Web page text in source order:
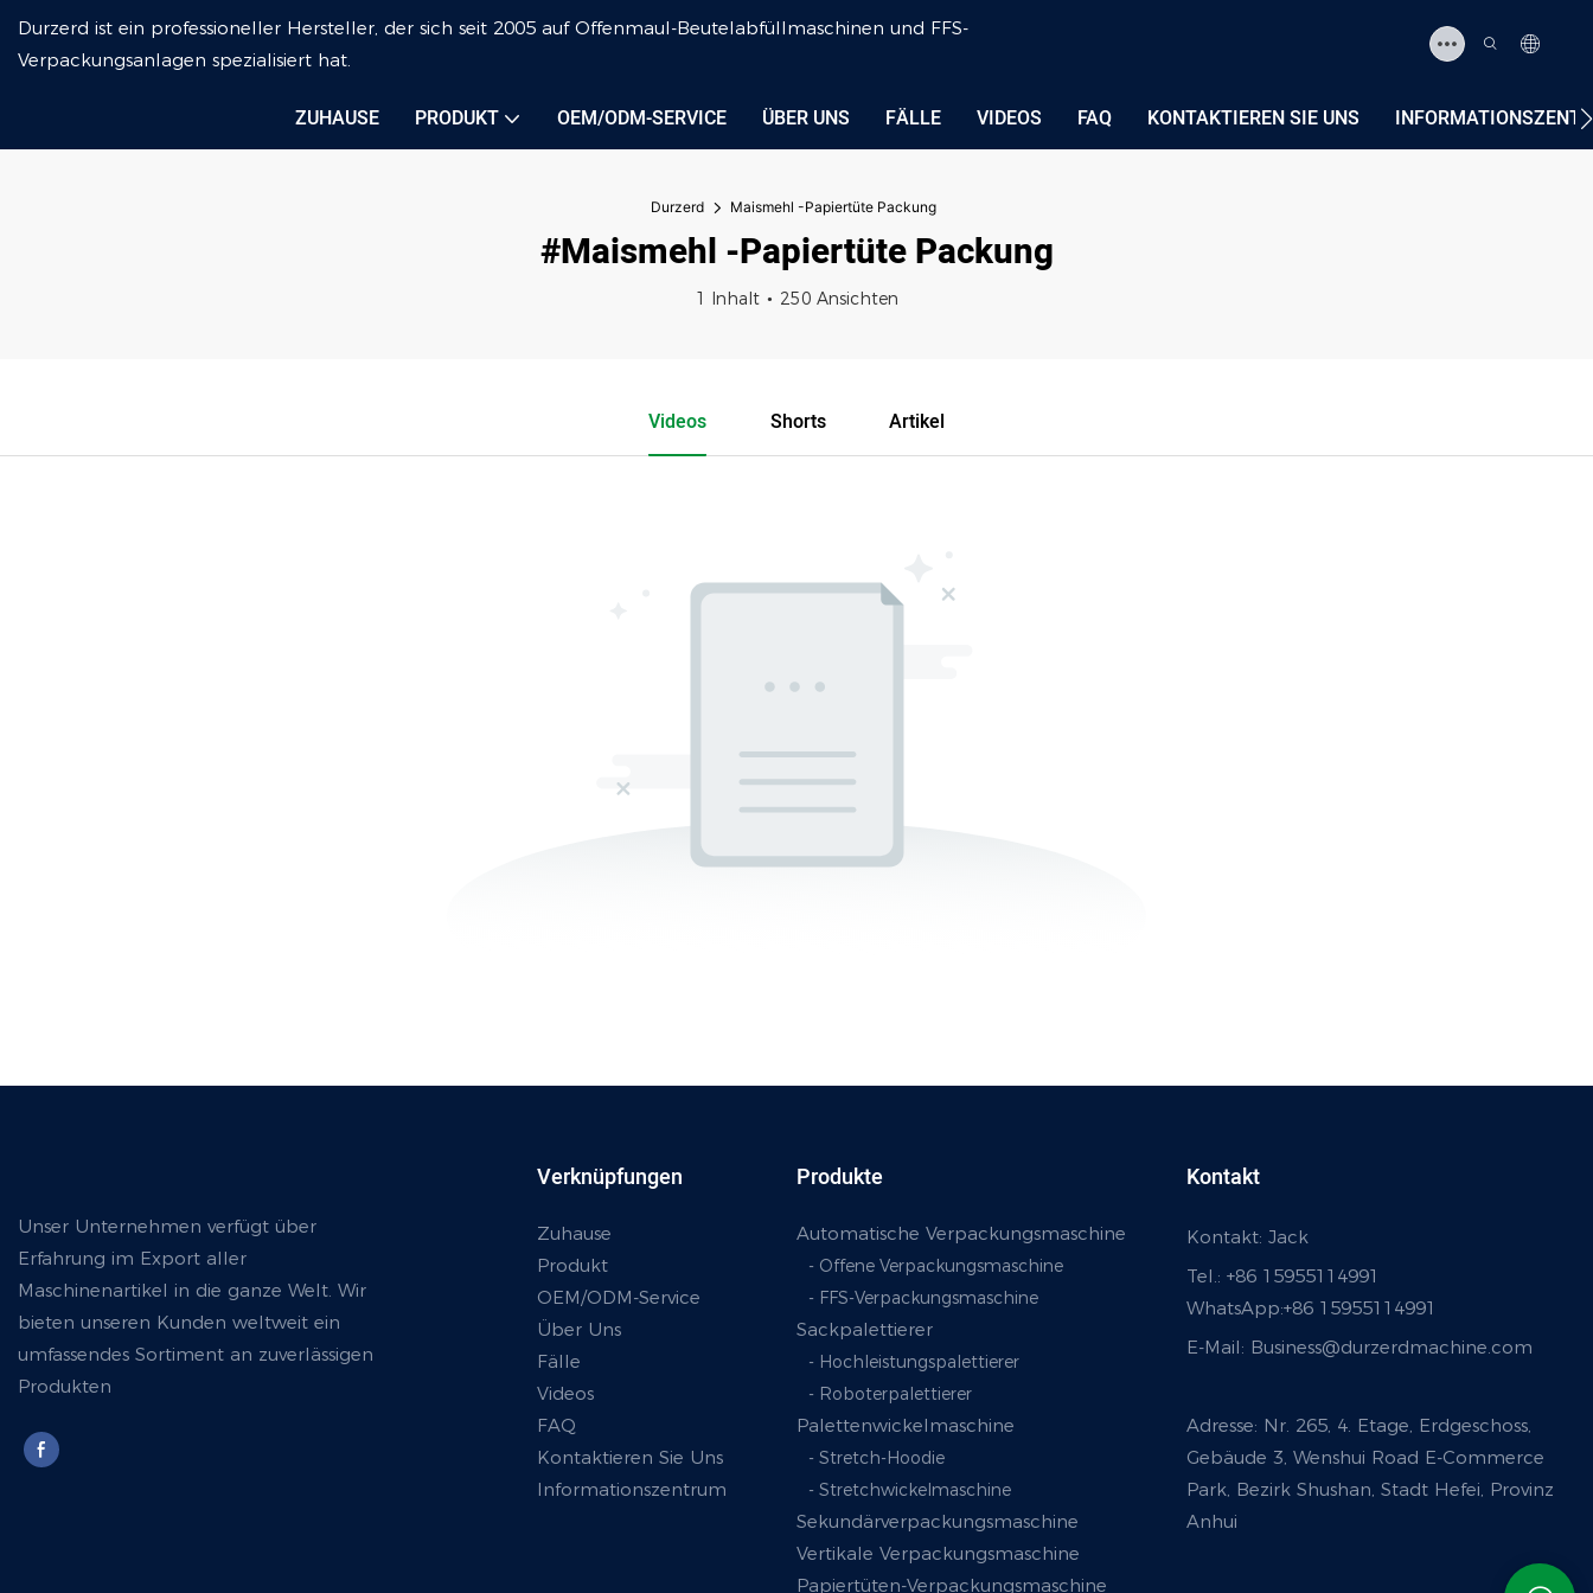
Durzerd ist ein professioneller Hersteller, der sich seit 2005 auf Offenmaul-Beutelabfüllmaschinen und FFS-
Verpackungsanlagen spezialisiert hat.
ZUHAUSE PRODUKT OEM/ODM-SERVICE ÜBER UNS FÄLLE VIDEOS FAQ KONTAKTIEREN SIE UNS
Durzerd Maismehl -Papiertüte Packung
#Maismehl -Papiertüte Packung
1 Inhalt 250 Ansichten
Videos Shorts Artikel
Unser Unternehmen verfügt über
Erfahrung im Export aller
Maschinenartikel in die ganze Welt. Wir
bieten unseren Kunden weltweit ein
umfassendes Sortiment an zuverlässigen
Produkten
Verknüpfungen
Zuhause
Produkt
OEM/ODM-Service
Über Uns
Fälle
Videos
FAQ
Kontaktieren Sie Uns
Informationszentrum
Produkte
Automatische Verpackungsmaschine
- Offene Verpackungsmaschine
- FFS-Verpackungsmaschine
Sackpalettierer
- Hochleistungspalettierer
- Roboterpalettierer
Palettenwickelmaschine
- Stretch-Hoodie
- Stretchwickelmaschine
Sekundärverpackungsmaschine
Vertikale Verpackungsmaschine
Papiertüten-Verpackungsmaschine
Kontakt
Kontakt: Jack
Tel.: +86 15955114991
WhatsApp:+86 15955114991
E-Mail: Business@durzerdmachine.com
Adresse: Nr. 265, 4. Etage, Erdgeschoss,
Gebäude 3, Wenshui Road E-Commerce
Park, Bezirk Shushan, Stadt Hefei, Provinz
Anhui